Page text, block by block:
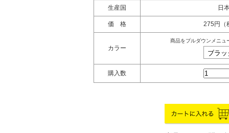
生産国 日
価 格 275円（
カラー
商品をプルダウンメニュ
購入数